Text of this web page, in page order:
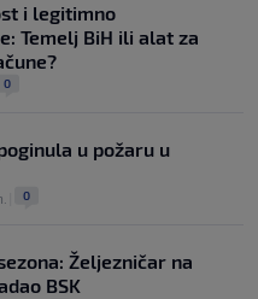
i legitimno
Temelj BiH ili alat za
0
u požaru u
0
Željezničar na
BSK